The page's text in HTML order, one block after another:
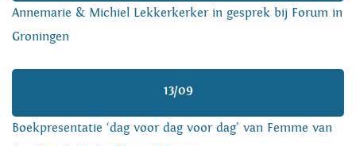
Annemarie & Michiel Lekkerkerker in gesprek bij Forum in
Groningen
13/09
Boekpresentatie ‘dag voor dag voor dag’ van Femme van